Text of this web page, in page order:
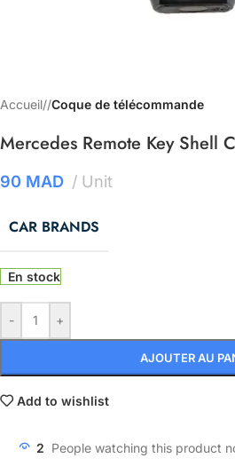
Accueil/ Coque de télécommande
Mercedes Remote Key Shell
90 MAD Unit
CAR BRANDS
En stock
- +
AJOUTER AU
Add to wishlist
2 People watching this product